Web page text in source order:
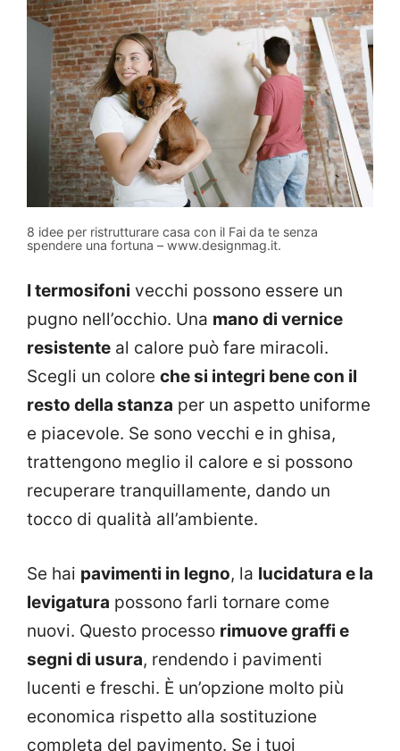
8 idee per ristrutturare casa con il Fai da te senza
spendere una fortuna – www.designmag.it.
I termosifoni vecchi possono essere un
pugno nell’occhio. Una mano di vernice
resistente al calore può fare miracoli.
Scegli un colore che si integri bene con il
resto della stanza per un aspetto uniforme
e piacevole. Se sono vecchi e in ghisa,
trattengono meglio il calore e si possono
recuperare tranquillamente, dando un
tocco di qualità all’ambiente.
Se hai pavimenti in legno, la lucidatura e la
levigatura possono farli tornare come
nuovi. Questo processo rimuove graffi e
segni di usura, rendendo i pavimenti
lucenti e freschi. È un’opzione molto più
economica rispetto alla sostituzione
completa del pavimento. Se i tuoi